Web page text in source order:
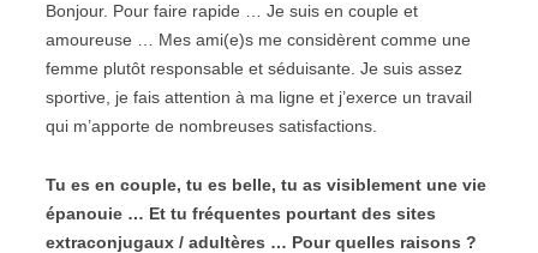
Bonjour. Pour faire rapide … Je suis en couple et
amoureuse … Mes ami(e)s me considèrent comme une
femme plutôt responsable et séduisante. Je suis assez
sportive, je fais attention à ma ligne et j’exerce un travail
qui m’apporte de nombreuses satisfactions.
Tu es en couple, tu es belle, tu as visiblement une vie
épanouie … Et tu fréquentes pourtant des sites
extraconjugaux / adultères … Pour quelles raisons ?